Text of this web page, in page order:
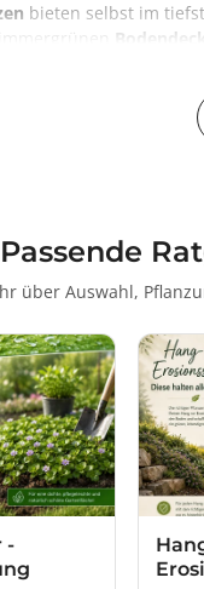
bieten selbst im
Schatten mit
Passende
über Auswahl,
-